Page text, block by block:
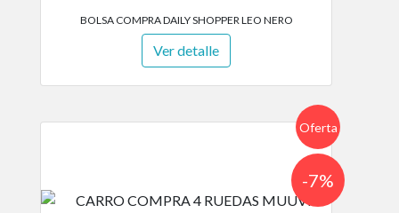
BOLSA COMPRA DAILY SHOPPER LEO NERO
Ver detalle
Oferta
-7%